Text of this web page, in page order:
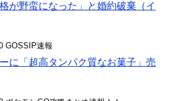
が野蛮になった」と婚約破棄（イ
GOSSIP速報
に「超高タンパク質なお菓子」売